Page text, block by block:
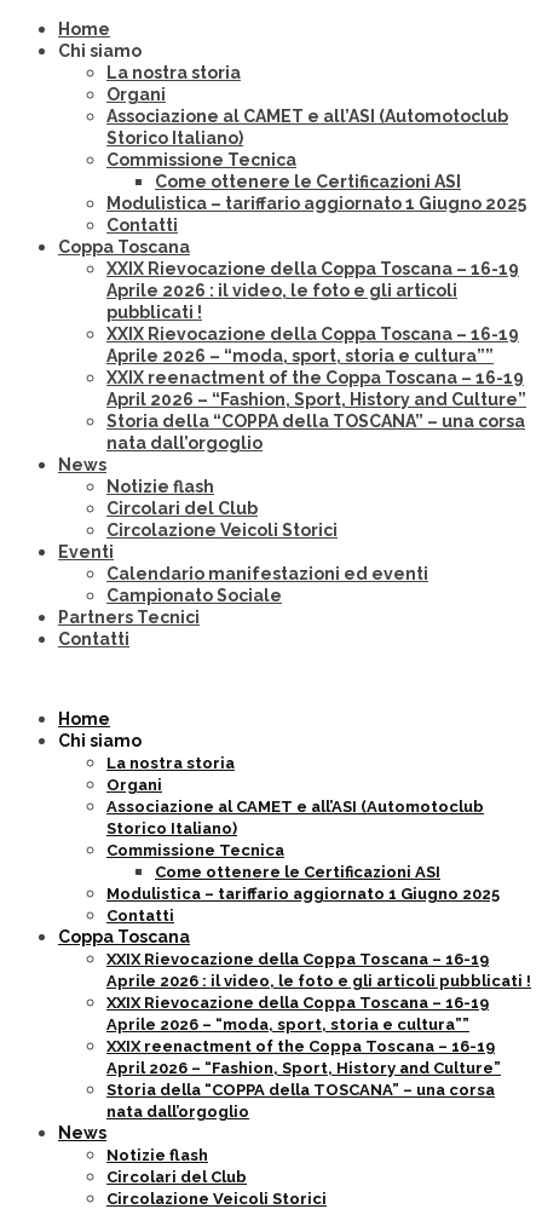
Home
Chi siamo
La nostra storia
Organi
Associazione al CAMET e all’ASI (Automotoclub
Storico Italiano)
Commissione Tecnica
Come ottenere le Certificazioni ASI
Modulistica – tariffario aggiornato 1 Giugno 2025
Contatti
Coppa Toscana
XXIX Rievocazione della Coppa Toscana – 16-19
Aprile 2026 : il video, le foto e gli articoli
pubblicati !
XXIX Rievocazione della Coppa Toscana – 16-19
Aprile 2026 – “moda, sport, storia e cultura””
XXIX reenactment of the Coppa Toscana – 16-19
April 2026 – “Fashion, Sport, History and Culture”
Storia della “COPPA della TOSCANA” – una corsa
nata dall’orgoglio
News
Notizie flash
Circolari del Club
Circolazione Veicoli Storici
Eventi
Calendario manifestazioni ed eventi
Campionato Sociale
Partners Tecnici
Contatti
Home
Chi siamo
La nostra storia
Organi
Associazione al CAMET e all’ASI (Automotoclub
Storico Italiano)
Commissione Tecnica
Come ottenere le Certificazioni ASI
Modulistica – tariffario aggiornato 1 Giugno 2025
Contatti
Coppa Toscana
XXIX Rievocazione della Coppa Toscana – 16-19
Aprile 2026 : il video, le foto e gli articoli pubblicati !
XXIX Rievocazione della Coppa Toscana – 16-19
Aprile 2026 – “moda, sport, storia e cultura””
XXIX reenactment of the Coppa Toscana – 16-19
April 2026 – “Fashion, Sport, History and Culture”
Storia della “COPPA della TOSCANA” – una corsa
nata dall’orgoglio
News
Notizie flash
Circolari del Club
Circolazione Veicoli Storici